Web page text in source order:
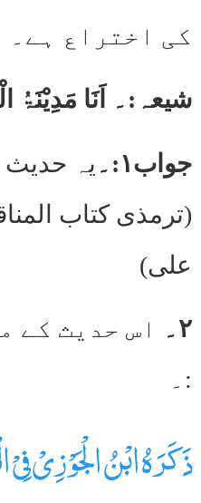
کی اختراع ہے۔
شیعہ:۔ اَنَا مَدِیْنَۃُ
جواب۱:۔
یہ
(ترمذی کتاب
علی)
۲۔
اس حدیث کے
:۔
ذَکَرَہُ ابْنُ الْجَوْزِیْ